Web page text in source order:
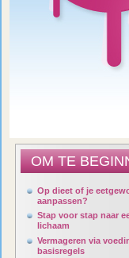
OM TE
Op dieet of je
aanpassen?
Stap voor stap naar
lichaam
Vermageren via
basisregels